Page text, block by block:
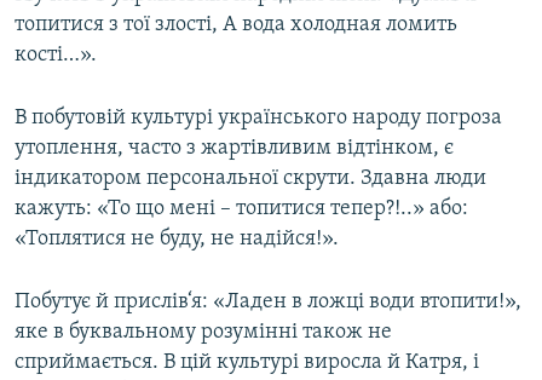
топитися з тої злості, А вода холодная ломить
кості…».
В побутовій культурі українського народу погроза
утоплення, часто з жартівливим відтінком, є
індикатором персональної скрути. Здавна люди
кажуть: «То що мені – топитися тепер?!..» або:
«Топлятися не буду, не надійся!».
Побутує й прислів‘я: «Ладен в ложці води втопити!»,
яке в буквальному розумінні також не
сприймається. В цій культурі виросла й Катря, і